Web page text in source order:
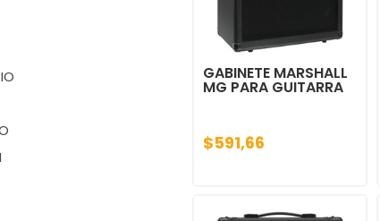
GABINETE MARSHALL
MG PARA GUITARRA
$591,66